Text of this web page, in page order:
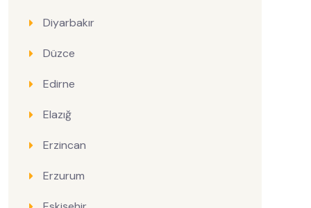
Diyarbakır
Düzce
Edirne
Elazığ
Erzincan
Erzurum